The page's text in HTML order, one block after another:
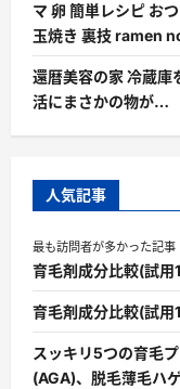
マ 卵 簡単レシピ お
玉焼き 裏技 ramen
還暦美容の家 冷蔵庫
活にまさかの物が…
人気記事
最も訪問者が多かった記事
育毛剤成分比較(試用
育毛剤成分比較(試用
スッキリ5つの育毛
(AGA)、脱毛薄毛ハ